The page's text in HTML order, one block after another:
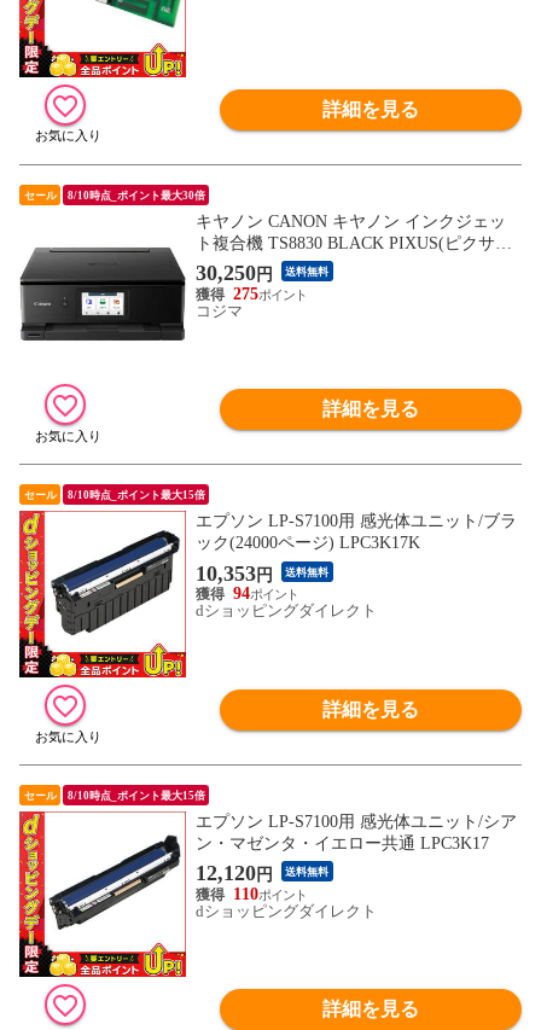
詳細を見る
セール 8/10時点_ポイント最大30倍
キヤノン CANON キヤノン インクジェッ
ト複合機 TS8830 BLACK PIXUS(ピクサス)
［カード/名刺～A4］ ブラック TS8830BK
30,250円 送料無料
275
コジマ
詳細を見る
セール 8/10時点_ポイント最大15倍
エプソン LP-S7100用 感光体ユニット/ブラ
ック(24000ページ) LPC3K17K
10,353円 送料無料
94
dショッピングダイレクト
詳細を見る
セール 8/10時点_ポイント最大15倍
エプソン LP-S7100用 感光体ユニット/シア
ン・マゼンタ・イエロー共通 LPC3K17
12,120円 送料無料
110
dショッピングダイレクト
詳細を見る